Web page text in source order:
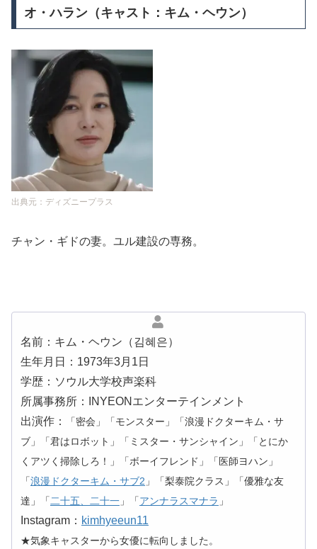
オ・ハラン（キャスト：キム・ヘウン）
出典元：ディズニープラス
チャン・ギドの妻。ユル建設の専務。
名前：キム・ヘウン（김혜은）
生年月日：1973年3月1日
学歴：ソウル大学校声楽科
所属事務所：INYEONエンターテインメント
出演作：
「密会」「モンスター」「浪漫ドクターキム・サ
ブ」「君はロボット」「ミスター・サンシャイン」「とにか
くアツく掃除しろ！」「ボーイフレンド」「医師ヨハン」
「浪漫ドクターキム・サブ2 」「梨泰院クラス」「優雅な友
達」「二十五、二十一 」「アンナラスマナラ 」
Instagram： kimhyeeun11
★気象キャスターから女優に転向しました。